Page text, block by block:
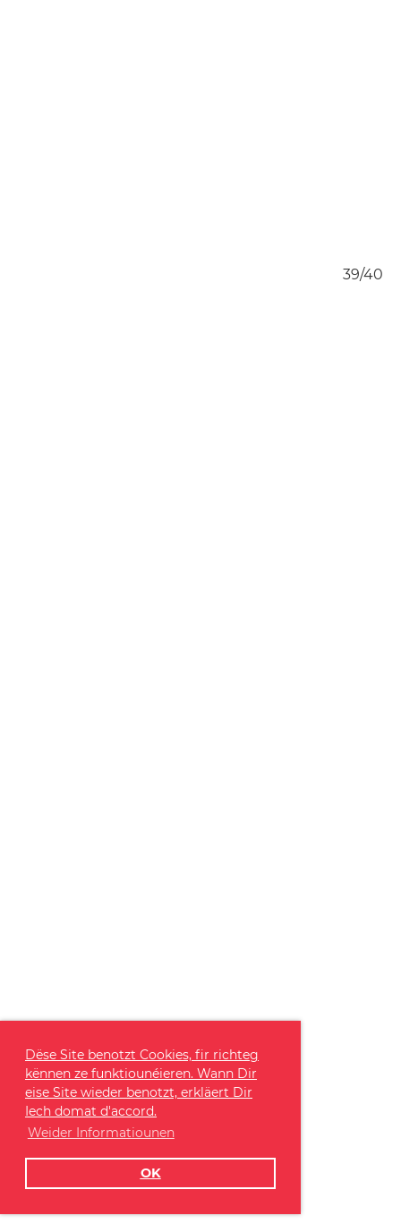
Dëse Site benotzt Cookies, fir richteg
kënnen ze funktiounéieren. Wann Dir
eise Site wieder benotzt, erkläert Dir
Iech domat d'accord.
Weider Informatiounen
OK
39/40